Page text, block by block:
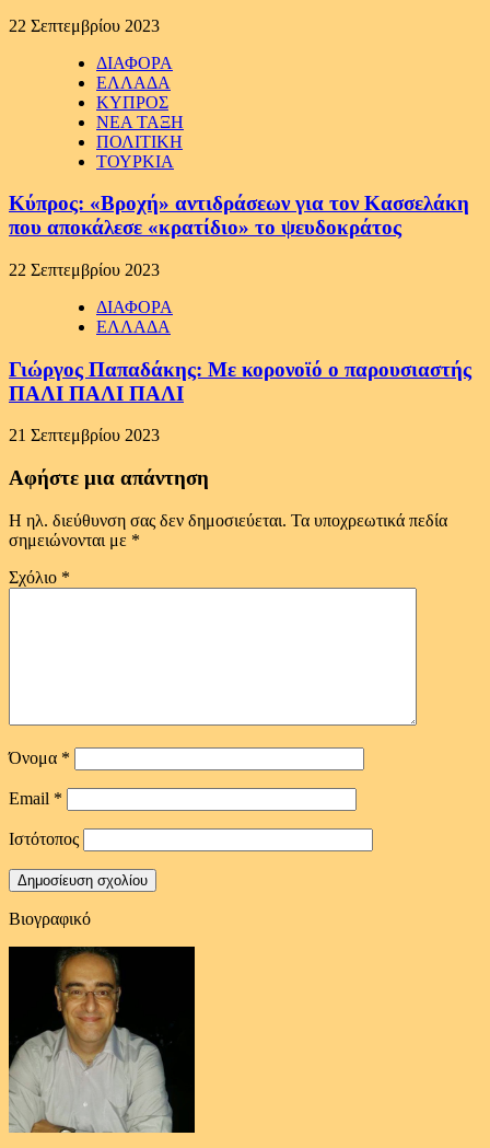
22 Σεπτεμβρίου 2023
ΔΙΑΦΟΡΑ
ΕΛΛΑΔΑ
ΚΥΠΡΟΣ
ΝΕΑ ΤΑΞΗ
ΠΟΛΙΤΙΚΗ
ΤΟΥΡΚΙΑ
Κύπρος: «Βροχή» αντιδράσεων για τον Κασσελάκη
που αποκάλεσε «κρατίδιο» το ψευδοκράτος
22 Σεπτεμβρίου 2023
ΔΙΑΦΟΡΑ
ΕΛΛΑΔΑ
Γιώργος Παπαδάκης: Με κορονοϊό ο παρουσιαστής
ΠΑΛΙ ΠΑΛΙ ΠΑΛΙ
21 Σεπτεμβρίου 2023
Αφήστε μια απάντηση
Η ηλ. διεύθυνση σας δεν δημοσιεύεται. Τα υποχρεωτικά πεδία
σημειώνονται με *
Σχόλιο *
Όνομα *
Email *
Ιστότοπος
Βιογραφικό